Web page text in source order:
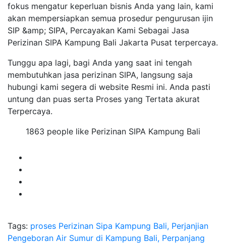
fokus mengatur keperluan bisnis Anda yang lain, kami
akan mempersiapkan semua prosedur pengurusan ijin
SIP &amp; SIPA, Percayakan Kami Sebagai Jasa
Perizinan SIPA Kampung Bali Jakarta Pusat terpercaya.
Tunggu apa lagi, bagi Anda yang saat ini tengah
membutuhkan jasa perizinan SIPA, langsung saja
hubungi kami segera di website Resmi ini. Anda pasti
untung dan puas serta Proses yang Tertata akurat
Terpercaya.
1863 people like Perizinan SIPA Kampung Bali
Tags: proses Perizinan Sipa Kampung Bali, Perjanjian
Pengeboran Air Sumur di Kampung Bali, Perpanjang